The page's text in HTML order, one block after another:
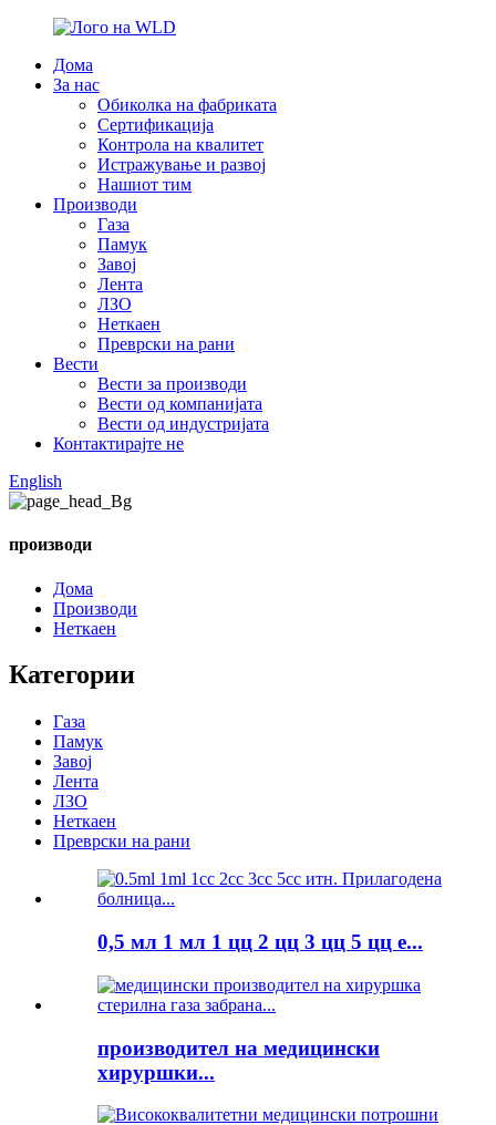
Дома
За нас
Обиколка на фабриката
Сертификација
Контрола на квалитет
Истражување и развој
Нашиот тим
Производи
Газа
Памук
Завој
Лента
ЛЗО
Неткаен
Преврски на рани
Вести
Вести за производи
Вести од компанијата
Вести од индустријата
Контактирајте не
English
производи
Дома
Производи
Неткаен
Категории
Газа
Памук
Завој
Лента
ЛЗО
Неткаен
Преврски на рани
0,5 мл 1 мл 1 цц 2 цц 3 цц 5 цц е...
производител на медицински
хируршки...